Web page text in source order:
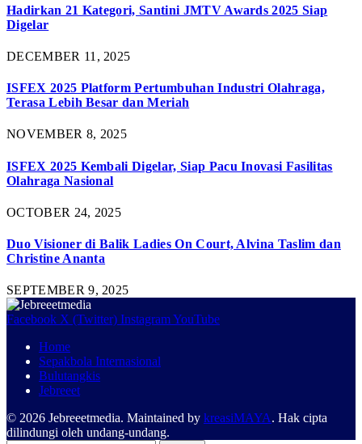
Hadirkan 21 Kategori, Santini JMTV Awards 2025 Siap
Digelar
DECEMBER 11, 2025
ISFEX 2025 Platform Pertumbuhan Industri Olahraga,
Terasa Lebih Besar dan Meriah
NOVEMBER 8, 2025
ISFEX 2025 Kembali Digelar, Siap Pacu Inovasi Fasilitas
Olahraga Nasional
OCTOBER 24, 2025
Duo Visioner di Balik Ladies On Court, Alvina Taslim dan
Christine Ananta
SEPTEMBER 9, 2025
Facebook X (Twitter) InstagramYouTube
Home
Sepakbola Internasional
Bulutangkis
Jebreeet
© 2026 Jebreeetmedia. Maintained by kreasiMAYA. Hak cipta
dilindungi oleh undang-undang.